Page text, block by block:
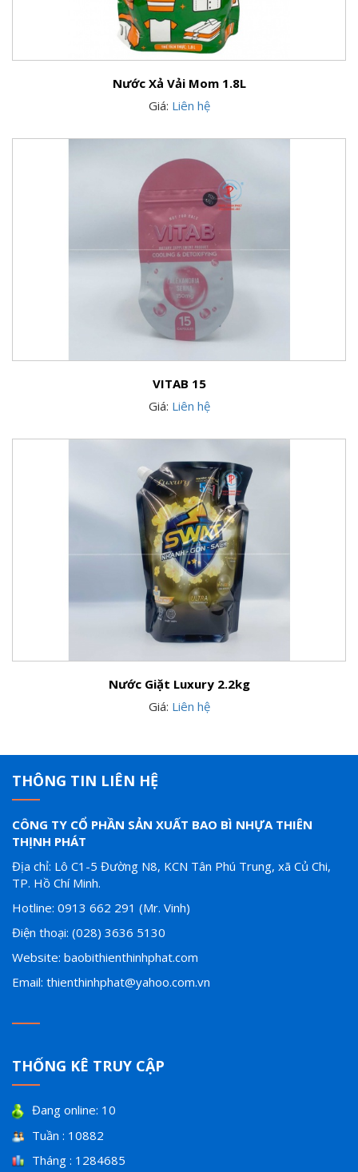
Nước Xả Vải Mom 1.8L
Giá: Liên hệ
VITAB 15
Giá: Liên hệ
Nước Giặt Luxury 2.2kg
Giá: Liên hệ
THÔNG TIN LIÊN HỆ
CÔNG TY CỔ PHẦN SẢN XUẤT BAO BÌ NHỰA THIÊN
THỊNH PHÁT
Địa chỉ: Lô C1-5 Đường N8, KCN Tân Phú Trung, xã Củ Chi,
TP. Hồ Chí Minh.
Hotline: 0913 662 291 (Mr. Vinh)
Điện thoại: (028) 3636 5130
Website: baobithienthinhphat.com
Email: thienthinhphat@yahoo.com.vn
THỐNG KÊ TRUY CẬP
Đang online: 10
Tuần : 10882
Tháng : 1284685